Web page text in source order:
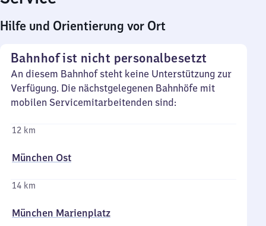
Hilfe und Orientierung vor Ort
Bahnhof ist nicht personalbesetzt
An diesem Bahnhof steht keine Unterstützung zur
Verfügung. Die nächstgelegenen Bahnhöfe mit
mobilen Servicemitarbeitenden sind:
12 km
München Ost
14 km
München Marienplatz